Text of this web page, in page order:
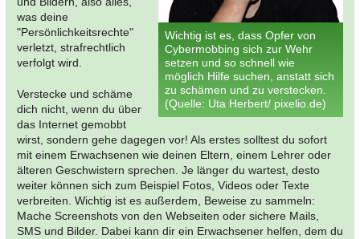
Wichtig ist es, dass Opfer von
Cybermobbing sich zur Wehr
setzen und so schnell wie
möglich Hilfe suchen, anstatt sich
zu schämen und zu verstecken.
(Quelle: Uta Herbert/ pixelio.de)
was deine
"Persönlichkeitsrechte"
verletzt, strafrechtlich
verfolgt wird.
Verstecke und schäme
dich nicht, wenn du über
das Internet gemobbt
wirst, sondern gehe dagegen vor! Als erstes solltest du sofort
mit einem Erwachsenen wie deinen Eltern, einem Lehrer oder
älteren Geschwistern sprechen. Je länger du wartest, desto
weiter können sich zum Beispiel Fotos, Videos oder Texte
verbreiten. Wichtig ist es außerdem, Beweise zu sammeln:
Mache Screenshots von den Webseiten oder sichere Mails,
SMS und Bilder. Dabei kann dir ein Erwachsener helfen, dem du